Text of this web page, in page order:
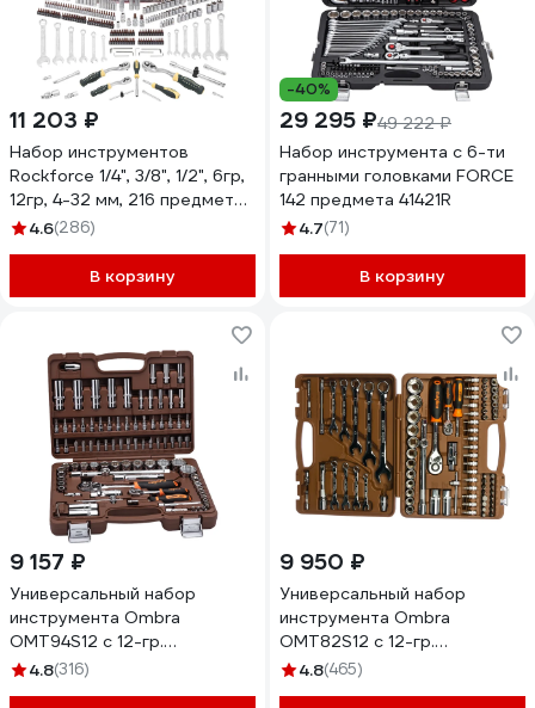
11 203 ₽
Набор инструментов
Rockforce 1/4", 3/8", 1/2", 6гр,
12гр, 4-32 мм, 216 предметов
RF-38841 Premium(62025)
4.6(286)
В корзину
-40%
29 295 ₽49 222 ₽
Набор инструмента с 6-ти
гранными головками FORCE
142 предмета 41421R
4.7(71)
В корзину
9 157 ₽
Универсальный набор
инструмента Ombra
OMT94S12 с 12-гр.
головками, 94 предмета
4.8(316)
9 950 ₽
Универсальный набор
инструмента Ombra
OMT82S12 с 12-гр.
головками, 82 предмета
4.8(465)